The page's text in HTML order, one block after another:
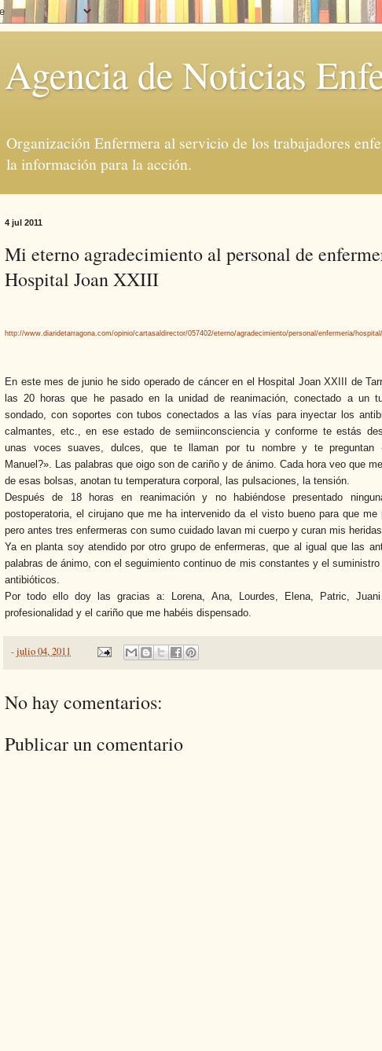
Agencia de Noticias
Organización Enfermera al servicio de los trabajadores
la información para la acción.
4 jul 2011
Mi eterno agradecimiento al personal de
Hospital Joan XXIII
http://www.diaridetarragona.com/opinio/cartasaldirector/057402/eterno/agradecimiento/personal/enfermeria/
En este mes de junio he sido operado de cáncer en el Hospital Joan XXIII de
las 20 horas que he pasado en la unidad de reanimación, conectado a un
sondado, con soportes con tubos conectados a las vías para inyectar los
calmantes, etc., en ese estado de semiinconsciencia y conforme te estás
unas voces suaves, dulces, que te llaman por tu nombre y te preguntan
Manuel?». Las palabras que oigo son de cariño y de ánimo. Cada hora veo que
de esas bolsas, anotan tu temperatura corporal, las pulsaciones, la tensión.
Después de 18 horas en reanimación y no habiéndose presentado
postoperatoria, el cirujano que me ha intervenido da el visto bueno para que me
pero antes tres enfermeras con sumo cuidado lavan mi cuerpo y curan mis heridas.
Ya en planta soy atendido por otro grupo de enfermeras, que al igual que las
palabras de ánimo, con el seguimiento continuo de mis constantes y el
antibióticos.
Por todo ello doy las gracias a: Lorena, Ana, Lourdes, Elena, Patric,
profesionalidad y el cariño que me habéis dispensado.
-julio 04, 2011
No hay comentarios:
Publicar un comentario